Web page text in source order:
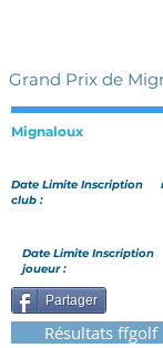
Grand Prix de
Mignaloux
Date Limite Inscription
club :
Date Limite Inscription
joueur :
Partager
Résultats ffgolf